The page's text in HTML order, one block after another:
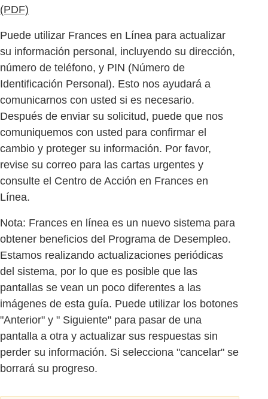
(PDF)
Puede utilizar Frances en Línea para actualizar
su información personal, incluyendo su dirección,
número de teléfono, y PIN (Número de
Identificación Personal). Esto nos ayudará a
comunicarnos con usted si es necesario.
Después de enviar su solicitud, puede que nos
comuniquemos con usted para confirmar el
cambio y proteger su información. Por favor,
revise su correo para las cartas urgentes y
consulte el Centro de Acción en Frances en
Línea.
Nota: Frances en línea es un nuevo sistema para
obtener beneficios del Programa de Desempleo.
Estamos realizando actualizaciones periódicas
del sistema, por lo que es posible que las
pantallas se vean un poco diferentes a las
imágenes de esta guía. Puede utilizar los botones
"Anterior" y " Siguiente" para pasar de una
pantalla a otra y actualizar sus respuestas sin
perder su información. Si selecciona "cancelar" se
borrará su progreso.